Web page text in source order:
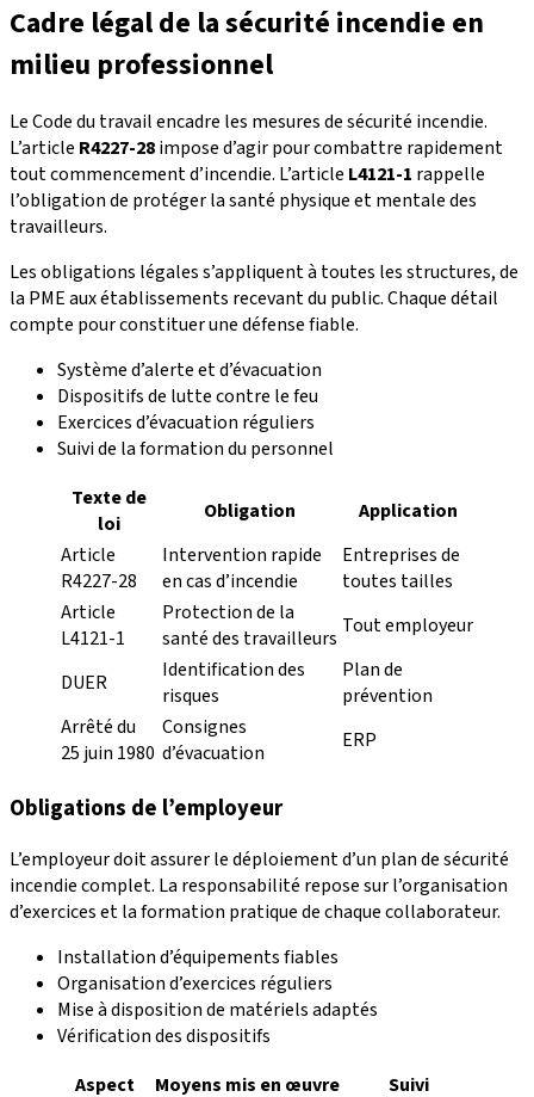
Cadre légal de la sécurité incendie en
milieu professionnel
Le Code du travail encadre les mesures de sécurité incendie.
L’article R4227-28impose d’agir pour combattre rapidement
tout commencement d’incendie. L’article L4121-1 rappelle
l’obligation de protéger la santé physique et mentale des
travailleurs.
Les obligations légales s’appliquent à toutes les structures, de
la PME aux établissements recevant du public. Chaque détail
compte pour constituer une défense fiable.
Système d’alerte et d’évacuation
Dispositifs de lutte contre le feu
Exercices d’évacuation réguliers
Suivi de la formation du personnel
Texte de
loi
Obligation
Application
Article
R4227-28
Intervention rapide
en cas d’incendie
Entreprises de
toutes tailles
Article
L4121-1
Protection de la
santé des travailleurs Tout employeur
DUER
Identification des
risques
Plan de
prévention
Arrêté du
25 juin 1980
Consignes
d’évacuation
ERP
Obligations de l’employeur
L’employeur doit assurer le déploiement d’un plan de sécurité
incendie complet. La responsabilité repose sur l’organisation
d’exercices et la formation pratique de chaque collaborateur.
Installation d’équipements fiables
Organisation d’exercices réguliers
Mise à disposition de matériels adaptés
Vérification des dispositifs
Aspect
Moyens mis en œuvre Suivi